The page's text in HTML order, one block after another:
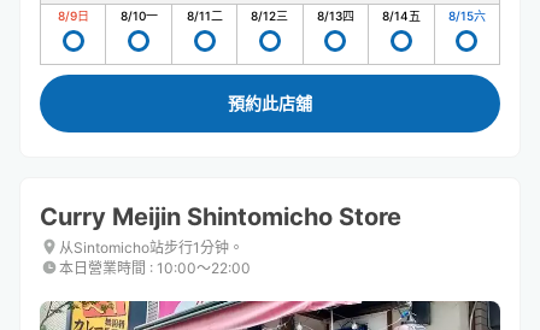
8/9日 8/10一 8/11二 8/12三 8/13四 8/14五 8/15六
預約此店舖
Curry Meijin Shintomicho Store
从Sintomicho站步行1分钟。
本日營業時間 : 10:00〜22:00